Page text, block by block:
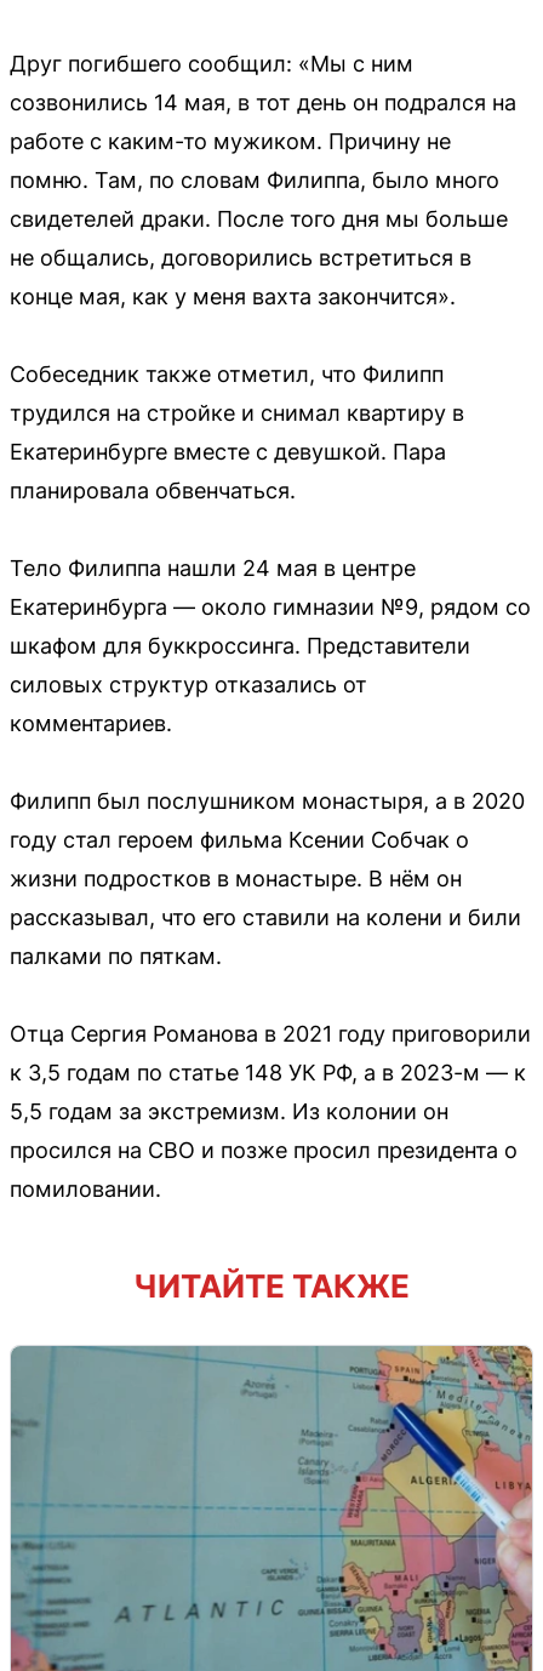
Друг погибшего сообщил: «Мы с ним
созвонились 14 мая, в тот день он подрался на
работе с каким-то мужиком. Причину не
помню. Там, по словам Филиппа, было много
свидетелей драки. После того дня мы больше
не общались, договорились встретиться в
конце мая, как у меня вахта закончится».
Собеседник также отметил, что Филипп
трудился на стройке и снимал квартиру в
Екатеринбурге вместе с девушкой. Пара
планировала обвенчаться.
Тело Филиппа нашли 24 мая в центре
Екатеринбурга — около гимназии №9, рядом со
шкафом для буккроссинга. Представители
силовых структур отказались от
комментариев.
Филипп был послушником монастыря, а в 2020
году стал героем фильма Ксении Собчак о
жизни подростков в монастыре. В нём он
рассказывал, что его ставили на колени и били
палками по пяткам.
Отца Сергия Романова в 2021 году приговорили
к 3,5 годам по статье 148 УК РФ, а в 2023-м — к
5,5 годам за экстремизм. Из колонии он
просился на СВО и позже просил президента о
помиловании.
ЧИТАЙТЕ ТАКЖЕ